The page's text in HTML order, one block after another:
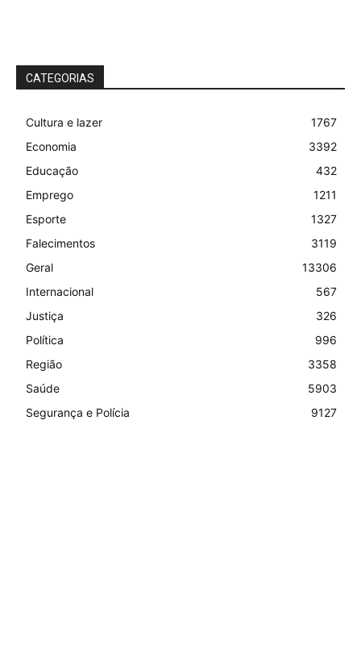
CATEGORIAS
Cultura e lazer
1767
Economia
3392
Educação
432
Emprego
1211
Esporte
1327
Falecimentos
3119
Geral
13306
Internacional
567
Justiça
326
Política
996
Região
3358
Saúde
5903
Segurança e Polícia
9127